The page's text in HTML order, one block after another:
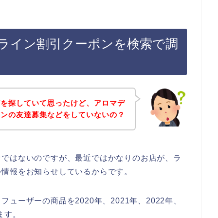
イン割引クーポンを検索で調
探していて思ったけど、アロマデ
の友達募集などをしていないの？
はないのですが、最近ではかなりのお店が、ラ
報をお知らせしているからです。
ューザーの商品を2020年、2021年、2022年、
。